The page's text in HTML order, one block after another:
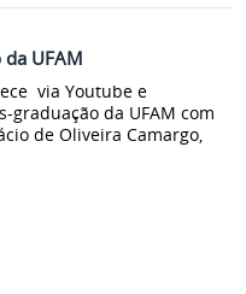
UFAM
via Youtube e
graduação da UFAM com
de Oliveira Camargo,